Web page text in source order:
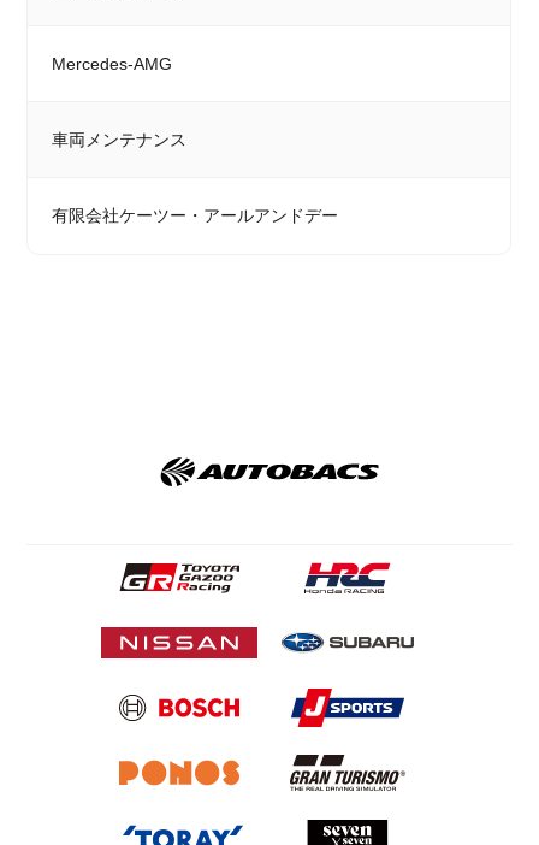
Mercedes-AMG
車両メンテナンス
有限会社ケーツー・アールアンドデー